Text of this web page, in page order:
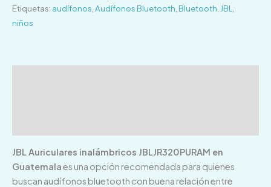
Etiquetas: audífonos Audífonos Bluetooth Bluetooth JBL
niños
JBL Auriculares inalámbricos JBLJR320PURAM en
Guatemalaes una opción recomendada para quienes
buscan audífonos bluetooth con buena relación entre